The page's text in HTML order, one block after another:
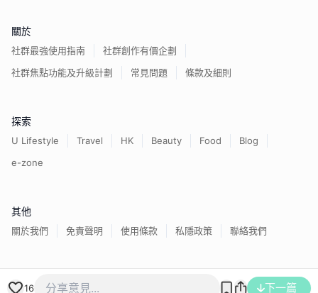
16 下一篇
關於
社群最強使用指南
社群創作有價企劃
社群焦點功能及升級計劃
常見問題 條款及細則
探索
U Lifestyle Travel HK Beauty Food
Blog
e-zone
其他
關於我們 免責聲明 使用條款 私隱政策 聯絡我們
香港經濟日報版權所有©